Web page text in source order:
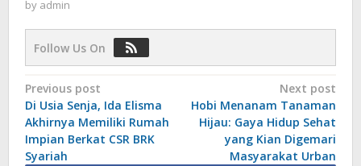
by admin
Follow Us On
Post
navigation
Previous post
Di Usia Senja, Ida Elisma
Akhirnya Memiliki Rumah
Impian Berkat CSR BRK
Syariah
Next post
Hobi Menanam Tanaman
Hijau: Gaya Hidup Sehat
yang Kian Digemari
Masyarakat Urban